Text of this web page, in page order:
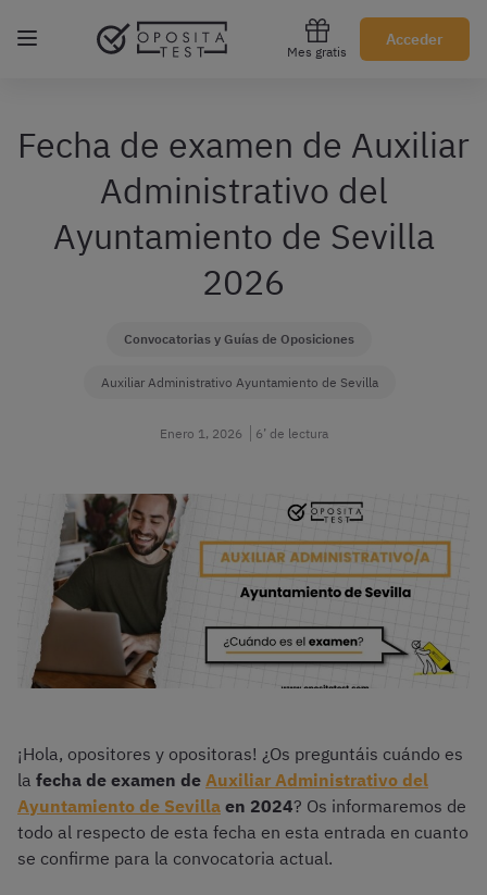
Mes gratis
Acceder
Regístrate gratis
Fecha de examen de Auxiliar
Administrativo del
Ayuntamiento de Sevilla
2026
Convocatorias y Guías de Oposiciones
Auxiliar Administrativo Ayuntamiento de Sevilla
Enero 1, 2026 6’ de lectura
¡Hola, opositores y opositoras! ¿Os preguntáis cuándo es
la fecha de examen de Auxiliar Administrativo del
Ayuntamiento de Sevilla en 2024? Os informaremos de
todo al respecto de esta fecha en esta entrada en cuanto
se confirme para la convocatoria actual.